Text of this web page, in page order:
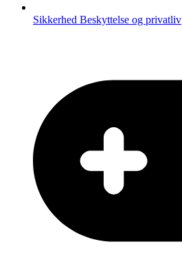
Sikkerhed Beskyttelse og privatliv